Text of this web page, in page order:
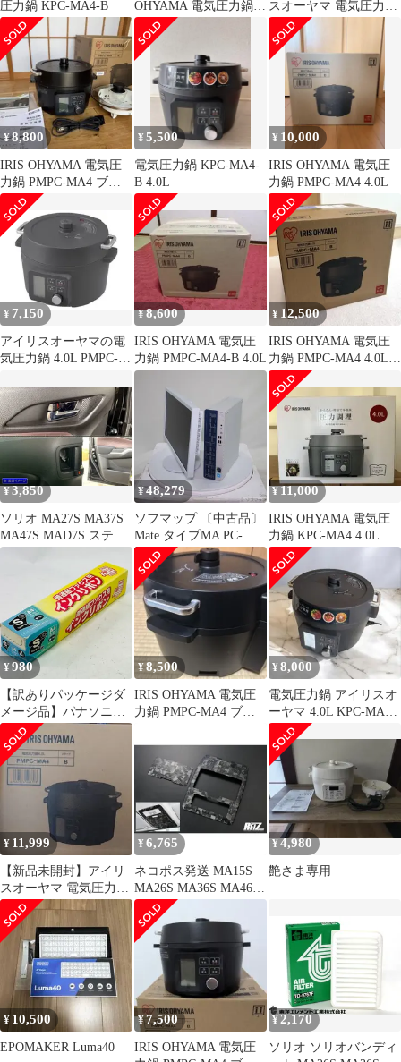
圧力鍋 KPC-MA4-B
OHYAMA 電気圧力鍋
KPC-MA4 本体
スオーヤマ 電気圧力鍋
4.0L PMPC-MA4-B
¥8,800
IRIS OHYAMA 電気圧
力鍋 PMPC-MA4 ブラ
ック 4.0L
¥5,500
電気圧力鍋 KPC-MA4-
B 4.0L
¥ 10,000
IRIS OHYAMA 電気圧
力鍋 PMPC-MA4 4.0L
¥ 7,150
アイリスオーヤマの電
気圧力鍋 4.0L PMPC-
¥8,600
IRIS OHYAMA 電気圧
力鍋 PMPC-MA4-B 4.0L
¥ 12,500
IRIS OHYAMA 電気圧
力鍋 PMPC-MA4 4.0L
ブラック
¥3,850
ソリオ MA27S MA37S
MA47S MAD7S ステン
レスインナードアハン
ドルカバー 皿 4PC 黒
¥48,279
ソフマップ 〔中古品〕
Mate タイプMA PC-
MKZ39AZGM 〔NEC
Refreshed PC〕【262】
¥11,000
IRIS OHYAMA 電気圧
力鍋 KPC-MA4 4.0L
¥980
【訳ありパッケージダ
メージ品】パナソニッ
ク汎用FAXリボンS-IIタ
イプ 1本 TYSMA4 交
換用 FAXリボン KX-
FAN141互換 白青ギア
¥8,500
IRIS OHYAMA 電気圧
力鍋 PMPC-MA4 ブラ
¥8,000
電気圧力鍋 アイリスオ
ーヤマ 4.0L KPC-MA4-
B ブラック
¥ 11,999
【新品未開封】アイリ
スオーヤマ 電気圧力鍋
4.0L PMPC-MA4-B
¥ 6,765
ネコポス発送 MA15S
MA26S MA36S MA46S
ソリオ マップランプパ
ネル 2ピース クラッシ
ュカーボン調 - インテ
リアパネル インパネ ソ
リオバンディット バン
ディット MB15S
MB36S MB46S デリカ
D:2
¥4,980
艶さま専用
¥ 10,500
EPOMAKER Luma40
¥7,500
IRIS OHYAMA 電気圧
¥ 2,170
ソリオ ソリオバンディ